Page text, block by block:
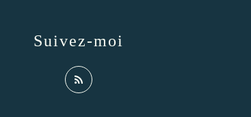
Suivez-moi